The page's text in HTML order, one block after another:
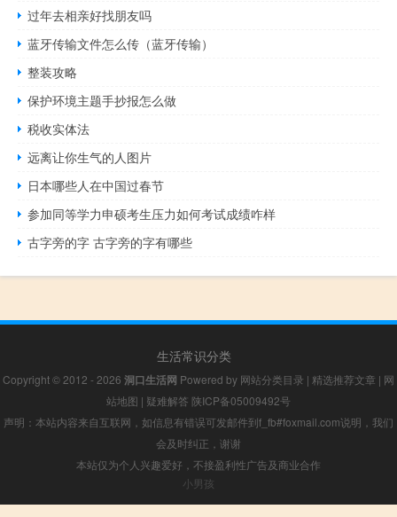
过年去相亲好找朋友吗
蓝牙传输文件怎么传（蓝牙传输）
整装攻略
保护环境主题手抄报怎么做
税收实体法
远离让你生气的人图片
日本哪些人在中国过春节
参加同等学力申硕考生压力如何考试成绩咋样
古字旁的字 古字旁的字有哪些
生活常识分类
Copyright © 2012 - 2026 洞口生活网 Powered by 网站分类目录 | 精选推荐文章 | 网
站地图 | 疑难解答 陕ICP备05009492号
声明：本站内容来自互联网，如信息有错误可发邮件到f_fb#foxmail.com说明，我们
会及时纠正，谢谢
本站仅为个人兴趣爱好，不接盈利性广告及商业合作
小男孩